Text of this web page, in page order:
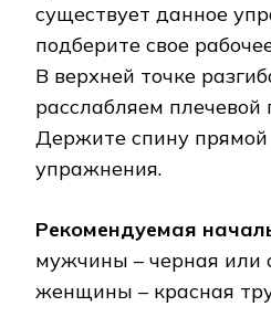
существует данное
подберите свое
В верхней точке
расслабляем плечевой
Держите спину прямой
упражнения.
Рекомендуемая
мужчины – черная или
женщины – красная